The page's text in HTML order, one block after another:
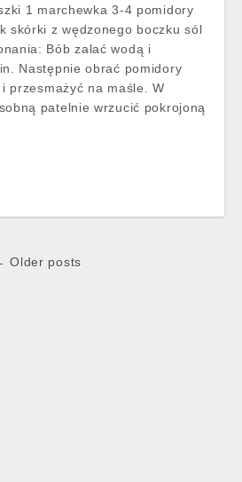
1 marchewka 3-4 pomidory
skórki z wędzonego boczku sól
Bób zalać wodą i
Następnie obrać pomidory
przesmażyć na maśle. W
patelnie wrzucić pokrojoną
Older posts